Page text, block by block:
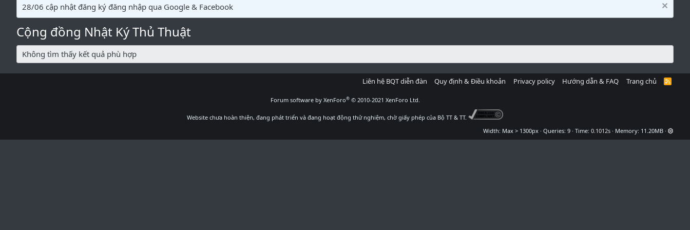
28/06 cập nhật đăng ký đăng nhập qua Google & Facebook
Cộng đồng Nhật Ký Thủ Thuật
Không tìm thấy kết quả phù hợp
Liên hệ BQT diễn đàn Quy định & Điều khoản Privacy policy Hướng dẫn & FAQ Trang chủ
R
S
Forum software by XenForo® © 2010-2021 XenForo Ltd.
Website chưa hoàn thiện, đang phát triển và đang hoạt động thử nghiệm, chờ giấy phép của Bộ TT & TT.
Width
Queries 9 Time 0.1012s Memory 11.20MB